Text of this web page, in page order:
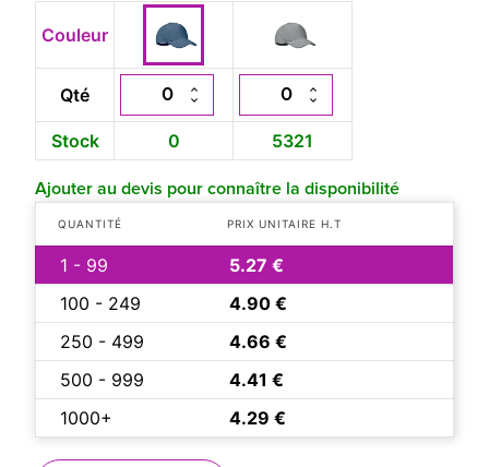
Couleur
Qté
Stock 0 5321
Ajouter au devis pour connaître la disponibilité
QUANTITÉ PRIX UNITAIRE H.T
1 - 99
5.27 €
100 - 249
4.90 €
250 - 499
4.66 €
500 - 999
4.41 €
1000+
4.29 €